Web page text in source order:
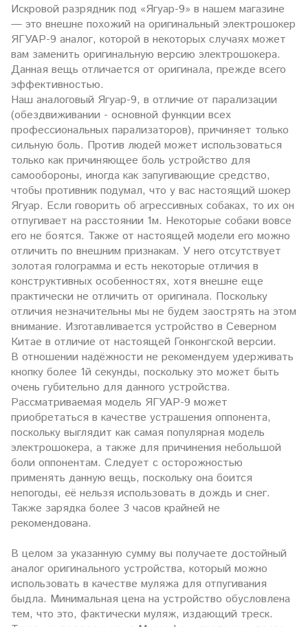
Искровой разрядник под «Ягуар-9» в нашем магазине
— это внешне похожий на оригинальный электрошокер
ЯГУАР-9 аналог, которой в некоторых случаях может
вам заменить оригинальную версию электрошокера.
Данная вещь отличается от оригинала, прежде всего
эффективностью.
Наш аналоговый Ягуар-9, в отличие от парализации
(обездвиживании - основной функции всех
профессиональных парализаторов), причиняет только
сильную боль. Против людей может использоваться
только как причиняющее боль устройство для
самообороны, иногда как запугивающие средство,
чтобы противник подумал, что у вас настоящий шокер
Ягуар. Если говорить об агрессивных собаках, то их он
отпугивает на расстоянии 1м. Некоторые собаки вовсе
его не боятся. Также от настоящей модели его можно
отличить по внешним признакам. У него отсутствует
золотая голограмма и есть некоторые отличия в
конструктивных особенностях, хотя внешне еще
практически не отличить от оригинала. Поскольку
отличия незначительны мы не будем заострять на этом
внимание. Изготавливается устройство в Северном
Китае в отличие от настоящей Гонконгской версии.
В отношении надёжности не рекомендуем удерживать
кнопку более 1й секунды, поскольку это может быть
очень губительно для данного устройства.
Рассматриваемая модель ЯГУАР-9 может
приобретаться в качестве устрашения оппонента,
поскольку выглядит как самая популярная модель
электрошокера, а также для причинения небольшой
боли оппонентам. Следует с осторожностью
применять данную вещь, поскольку она боится
непогоды, её нельзя использовать в дождь и снег.
Также зарядка более 3 часов крайней не
рекомендована.
В целом за указанную сумму вы получаете достойный
аналог оригинального устройства, который можно
использовать в качестве муляжа для отпугивания
быдла. Минимальная цена на устройство обусловлена
тем, что это, фактически муляж, издающий треск.